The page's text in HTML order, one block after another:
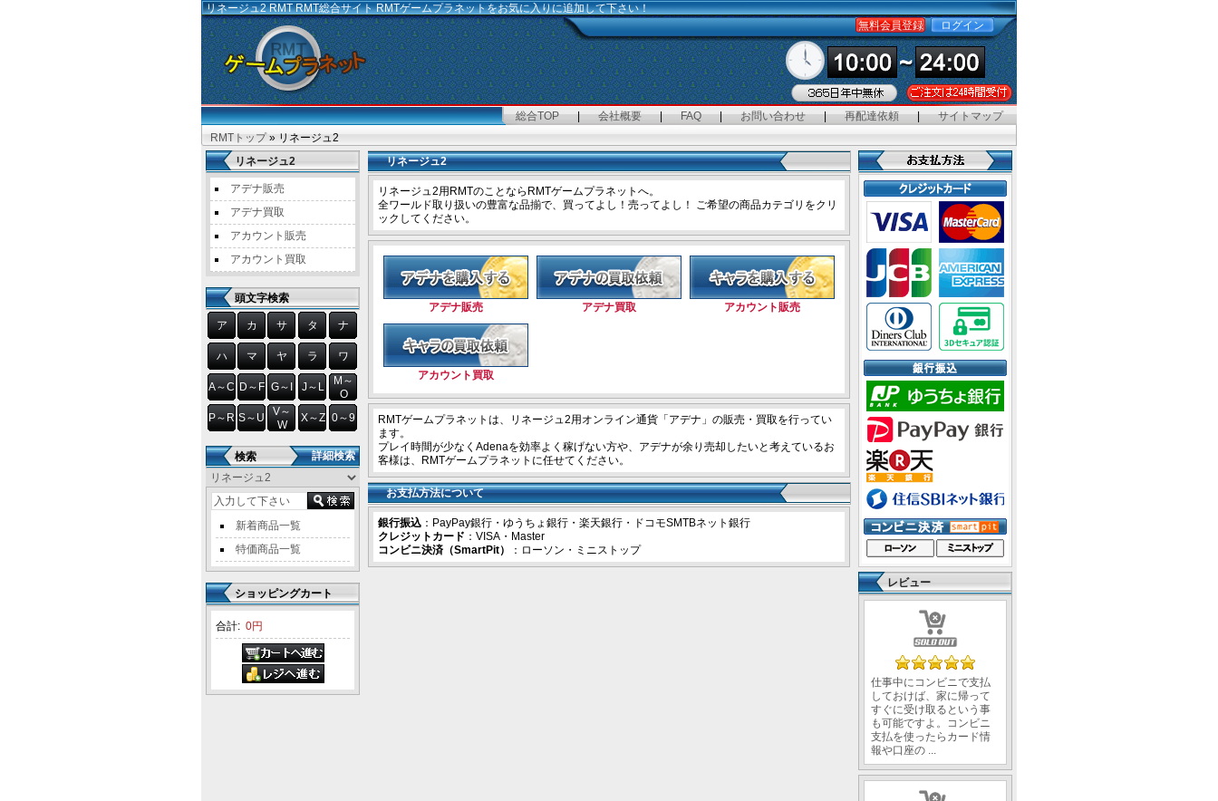
リネージュ2 RMTRMT総合サイト RMTゲームプラネットをお気に入りに追加して下さい！
ログイン
無料会員登録
総合TOP | 会社概要 | FAQ | お問い合わせ | 再配達依頼 |
サイトマップ
RMTトップ » リネージュ2
リネージュ2
アデナ販売
アデナ買取
アカウント販売
アカウント買取
頭文字検索
ア カ サ タ ナ
ハ マ ヤ ラ ワ
A～C D～F G～I J～L
M～
O
P～R S～U
V～
W
X～Z 0～9
検索 詳細検索
新着商品一覧
特価商品一覧
ショッピングカート
合計: 0円
リネージュ2
リネージュ2用RMTのことならRMTゲームプラネットへ。
全ワールド取り扱いの豊富な品揃で、買ってよし！売ってよし！ ご希望の商品カテゴリをクリ
ックしてください。
アデナ販売 アデナ買取 アカウント販売
アカウント買取
RMTゲームプラネットは、リネージュ2用オンライン通貨「アデナ」の販売・買取を行ってい
ます。
プレイ時間が少なくAdenaを効率よく稼げない方や、アデナが余り売却したいと考えているお
客様は、RMTゲームプラネットに任せてください。
お支払方法について
銀行振込 ：PayPay銀行・ゆうちょ銀行・楽天銀行・ドコモSMTBネット銀行
クレジットカード ：VISA・Master
コンビニ決済（SmartPit）
：ローソン・ミニストップ
レビュー
仕事中にコンビニで支払
しておけば、家に帰って
すぐに受け取るという事
も可能ですよ。コンビニ
支払を使ったらカード情
報や口座の ...